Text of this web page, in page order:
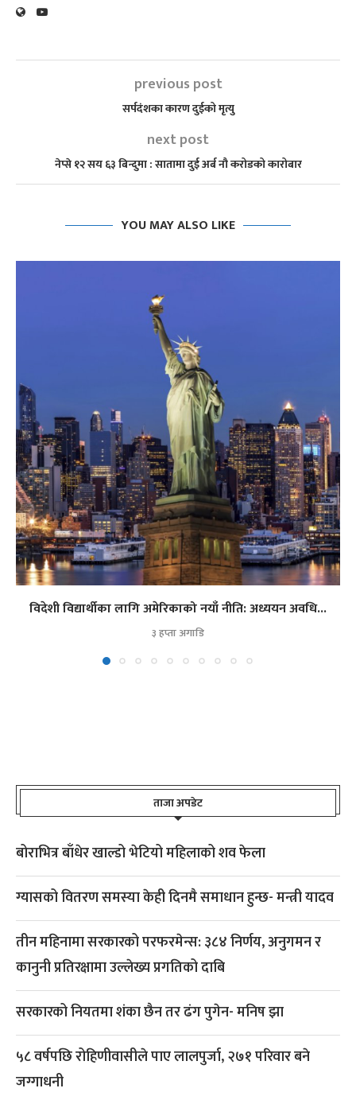
previous post
सर्पदंशका कारण दुईको मृत्यु
next post
नेप्से १२ सय ६३ बिन्दुमा : सातामा दुई अर्ब नौ करोडको कारोबार
YOU MAY ALSO LIKE
विदेशी विद्यार्थीका लागि अमेरिकाको नयाँ नीति: अध्ययन अवधि...
३ हप्ता अगाडि
ताजा अपडेट
बोराभित्र बाँधेर खाल्डो भेटियो महिलाको शव फेला
ग्यासको वितरण समस्या केही दिनमै समाधान हुन्छ- मन्त्री यादव
तीन महिनामा सरकारको परफरमेन्स: ३८४ निर्णय, अनुगमन र
कानुनी प्रतिरक्षामा उल्लेख्य प्रगतिको दाबि
सरकारको नियतमा शंका छैन तर ढंग पुगेन- मनिष झा
५८ वर्षपछि रोहिणीवासीले पाए लालपुर्जा, २७१ परिवार बने
जग्गाधनी